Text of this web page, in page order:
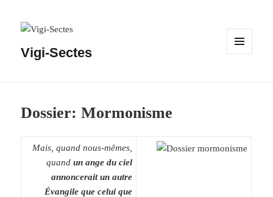
Vigi-Sectes
Dossier: Mormonisme
Mais, quand nous-mêmes,
quandun ange du ciel
annoncerait un autre
Évangile que celui que